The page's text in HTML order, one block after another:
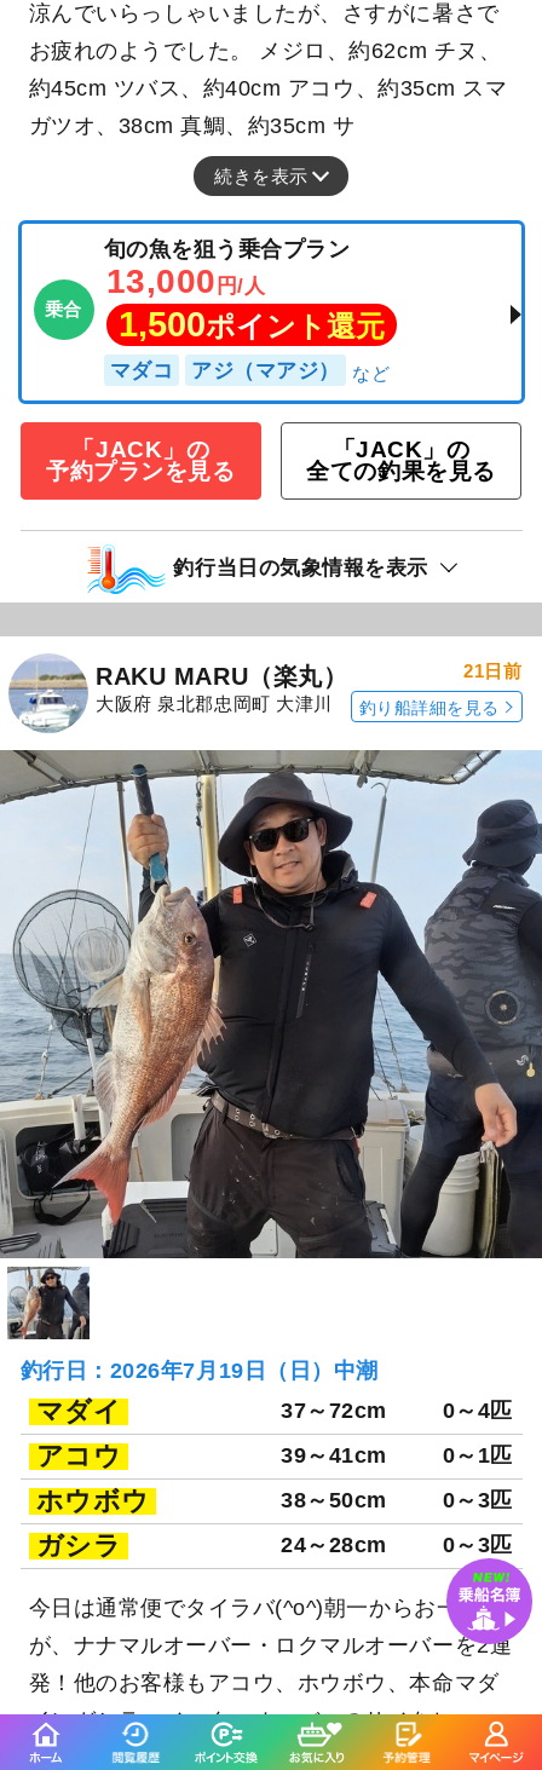
涼んでいらっしゃいましたが、さすがに暑さで
お疲れのようでした。 メジロ、約62cm チヌ、
約45cm ツバス、約40cm アコウ、約35cm スマ
ガツオ、38cm 真鯛、約35cm サ
続きを表示
乗合
旬の魚を狙う乗合プラン
13,000 円/人
1,500ポイント還元
マダコ アジ（マアジ）
「JACK」の
予約プランを見る
「JACK」の
全ての釣果を見る
釣行当日の気象情報を表示
RAKU MARU（楽丸）
大阪府 泉北郡忠岡町 大津川
21日前
釣り船詳細を見る
釣行日：2026年7月19日（日）中潮
マダイ 37～72cm 0～4匹
アコウ 39～41cm 0～1匹
ホウボウ 38～50cm 0～3匹
ガシラ 24～28cm 0～3匹
今日は通常便でタイラバ(^o^)朝一からお一人様
が、ナナマルオーバー・ロクマルオーバーを2連
発！他のお客様もアコウ、ホウボウ、本命マダ
イにガシラ、メーターオーバーのサメをヒッ
ト！行く先々で活性高くアタリ連発(^o^)チャリ